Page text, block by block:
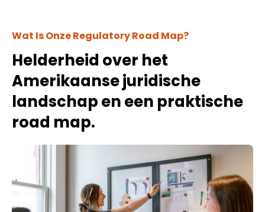
Wat Is Onze Regulatory Road Map?
Helderheid over het
Amerikaanse juridische
landschap en een praktische
road map.